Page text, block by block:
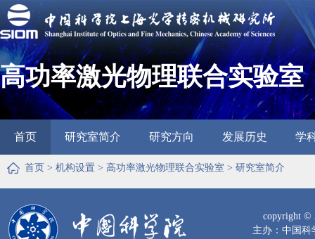
高功率激光物理联合实验室
首页 研究室简介 研究方向 发展历史 学
首页 > 机构设置 > 高功率激光物理联合实验室 > 研究室简介
copyright ©
主办：中国科